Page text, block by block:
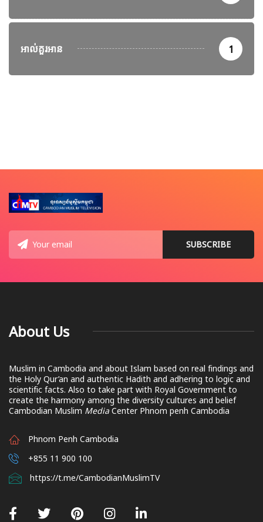
អាល់គួរអាន 1
About Us
Muslim in Cambodia and about Islam based on real findings and
the Holy Qur’an and authentic Hadith and adhering to logic and
scientific facts. Also to take part with Royal Government to
create the harmony among the diversity cultures and belief
Cambodian Muslim Media Center Phnom penh Cambodia
Phnom Penh Cambodia
+855 11 900 100
https://t.me/CambodianMuslimTV